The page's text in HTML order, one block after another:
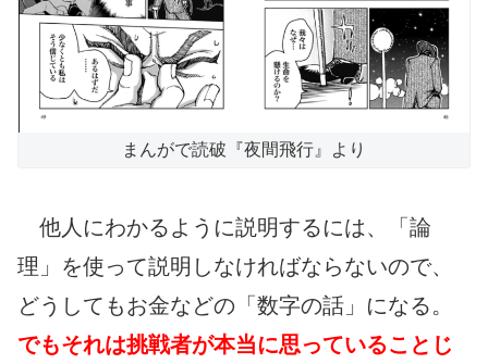
まんがで読破『夜間飛行』より
他人にわかるように説明するには、「論
理」を使って説明しなければならないので、
どうしてもお金などの「数字の話」になる。
でもそれは挑戦者が本当に思っていることじ